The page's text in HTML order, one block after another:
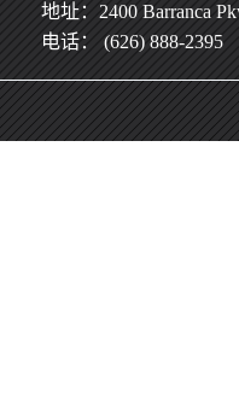
地址：2400 Barranca
电话： (626) 888-2395